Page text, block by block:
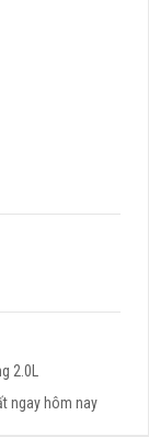
2.0L
ngay hôm nay